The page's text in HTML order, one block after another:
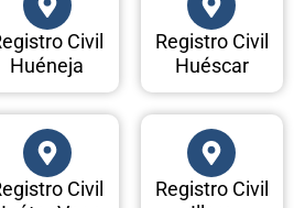
Civil
Huéneja
Registro Civil
Huéscar
Civil
Registro Civil